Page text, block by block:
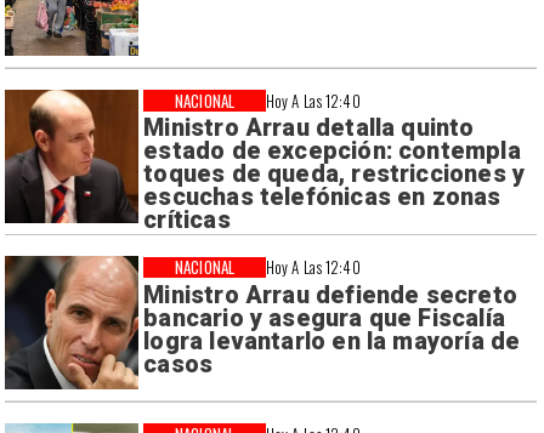
Hoy A Las 12:40
Ministro Arrau detalla quinto
estado de excepción: contempla
toques de queda, restricciones y
escuchas telefónicas en zonas
críticas
NACIONAL
Hoy A Las 12:40
Ministro Arrau defiende secreto
bancario y asegura que Fiscalía
logra levantarlo en la mayoría de
casos
NACIONAL